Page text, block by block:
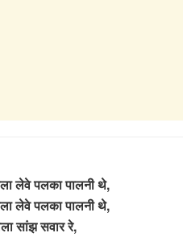
लेवे पलका पालनी थे,
लेवे पलका पालनी थे,
सांझ सवार रे,